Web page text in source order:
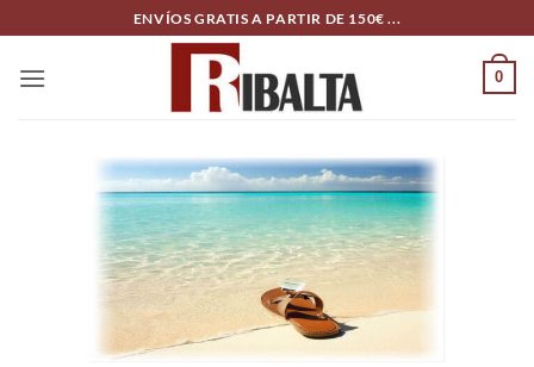
to
content
ENVÍOS GRATIS A PARTIR DE 150€ ...
0